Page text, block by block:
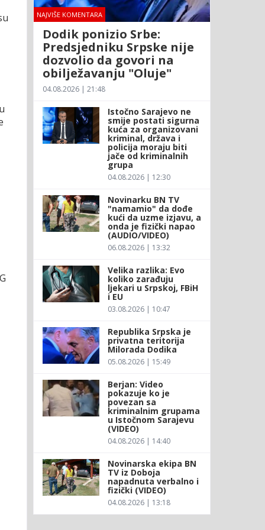
NAJVIŠE KOMENTARA
Dodik ponizio Srbe:
Predsjedniku Srpske nije
dozvolio da govori na
obilježavanju "Oluje"
04.08.2026 | 21:48
Istočno Sarajevo ne
smije postati sigurna
kuća za organizovani
kriminal, država i
policija moraju biti
jače od kriminalnih
grupa
04.08.2026 | 12:30
Novinarku BN TV
"namamio" da dođe
kući da uzme izjavu, a
onda je fizički napao
(AUDIO/VIDEO)
06.08.2026 | 13:32
Velika razlika: Evo
koliko zarađuju
ljekari u Srpskoj, FBiH
i EU
03.08.2026 | 10:47
Republika Srpska je
privatna teritorija
Milorada Dodika
05.08.2026 | 15:49
Berjan: Video
pokazuje ko je
povezan sa
kriminalnim grupama
u Istočnom Sarajevu
(VIDEO)
04.08.2026 | 14:40
Novinarska ekipa BN
TV iz Doboja
napadnuta verbalno i
fizički (VIDEO)
04.08.2026 | 13:18